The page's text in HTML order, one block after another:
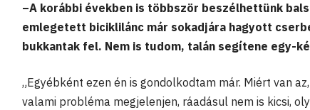
–A korábbi években is többször beszélhettünk
emlegetett biciklilánc már sokadjára hagyott
bukkantak fel. Nem is tudom, talán segítene egy-
„Egyébként ezen én is gondolkodtam már. Miért van
valami probléma megjelenjen, ráadásul nem is kicsi,